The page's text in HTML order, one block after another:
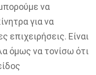
να
για να
επιχειρήσεις. Είναι
όμως να τονίσω ότι